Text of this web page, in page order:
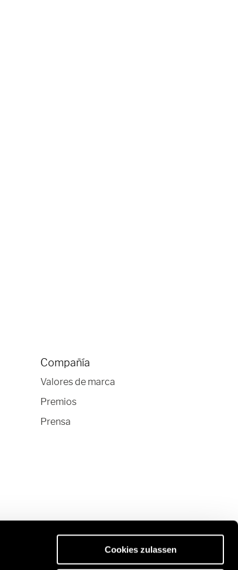
Cookies zulassen
Compañía
Valores de marca
Premios
Prensa